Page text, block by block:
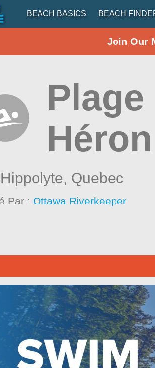
BEACH BASICS BEACH
Join Our
Quebec
Par : Ottawa Riverkeeper